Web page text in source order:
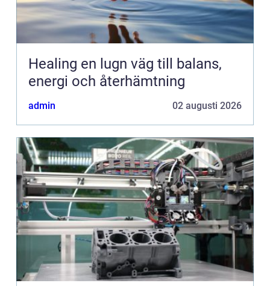
Healing en lugn väg till balans,
energi och återhämtning
admin 02 augusti 2026